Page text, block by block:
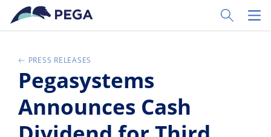
Zum Hauptinhalt wechseln
Toggle
PRESS RELEASES
Pegasystems
Announces Cash